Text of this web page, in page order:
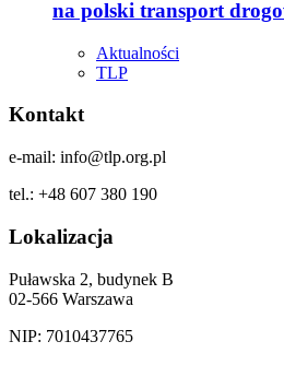
na polski transport
Aktualności
TLP
Kontakt
e-mail: info@tlp.org.pl
tel.: +48 607 380 190
Lokalizacja
Puławska 2, budynek B
02-566 Warszawa
NIP: 7010437765